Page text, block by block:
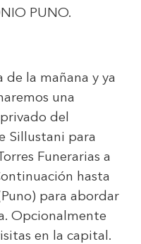
PUNO.
de la mañana y ya
una
del
Sillustani para
Funerarias a
hasta
para abordar
Opcionalmente
en la capital.